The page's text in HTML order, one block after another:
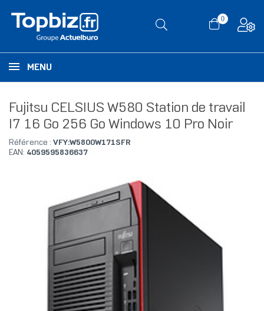
0
MENU
Fujitsu CELSIUS W580 Station de travail
I7 16 Go 256 Go Windows 10 Pro Noir
Référence : VFY:W5800W171SFR
EAN: 4059595836637